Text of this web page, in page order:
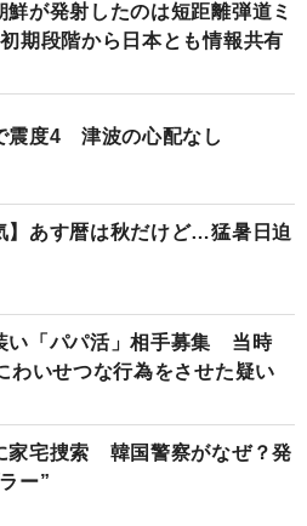
が発射したのは短距離弾道ミ
期段階から日本とも情報共有
震度4 津波の心配なし
】あす暦は秋だけど…猛暑日迫
い「パパ活」相手募集 当時
わいせつな行為をさせた疑い
家宅捜索 韓国警察がなぜ？発
ー”